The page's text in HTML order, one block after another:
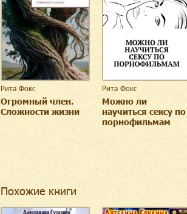
Рита Фокс
Огромный член.
Сложности жизни
Рита Фокс
Можно ли
научиться сексу по
порнофильмам
Похожие книги